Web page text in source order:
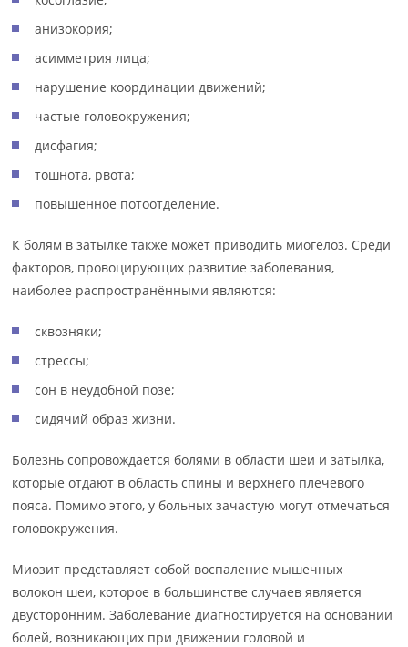
анизокория;
асимметрия лица;
нарушение координации движений;
частые головокружения;
дисфагия;
тошнота, рвота;
повышенное потоотделение.
К болям в затылке также может приводить миогелоз. Среди
факторов, провоцирующих развитие заболевания,
наиболее распространёнными являются:
сквозняки;
стрессы;
сон в неудобной позе;
сидячий образ жизни.
Болезнь сопровождается болями в области шеи и затылка,
которые отдают в область спины и верхнего плечевого
пояса. Помимо этого, у больных зачастую могут отмечаться
головокружения.
Миозит представляет собой воспаление мышечных
волокон шеи, которое в большинстве случаев является
двусторонним. Заболевание диагностируется на основании
болей, возникающих при движении головой и